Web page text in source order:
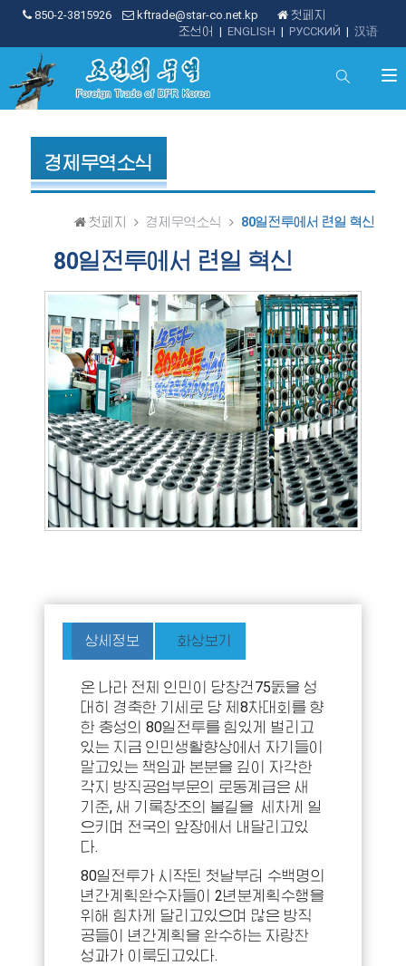
850-2-3815926 kftrade@star-co.net.kp
첫페지
| 汉语
| РУССКИЙ
| ENGLISH
조선어
경제무역소식
첫페지 경제무역소식 80일전투에서 련일 혁신
80일전투에서 련일 혁신
상세정보 화상보기
온 나라 전체 인민이 당창건75돐을 성
대히 경축한 기세로 당 제8차대회를 향
한 충성의 80일전투를 힘있게 벌리고
있는 지금 인민생활향상에서 자기들이
맡고있는 책임과 본분을 깊이 자각한
각지 방직공업부문의 로동계급은 새
기준, 새 기록창조의 불길을 세차게 일
으키며 전국의 앞장에서 내달리고있
다.
80일전투가 시작된 첫날부터 수백명의
년간계획완수자들이 2년분계획수행을
위해 힘차게 달리고있으며 많은 방직
공들이 년간계획을 완수하는 자랑찬
성과가 이룩되고있다.